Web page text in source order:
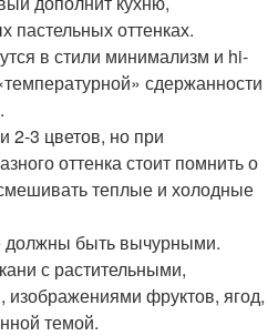
оттенках.
в стили минимализм и hi-
сдержанности
2-3 цветов, но при
оттенка стоит помнить о
теплые и холодные
должны быть вычурными.
с растительными,
фруктов, ягод,
темой.